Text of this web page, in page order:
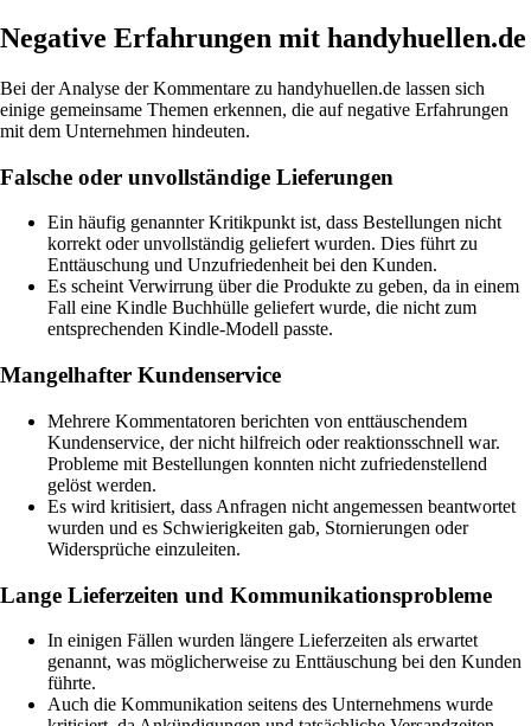
Negative Erfahrungen mit handyhuellen.de
Bei der Analyse der Kommentare zu handyhuellen.de lassen sich
einige gemeinsame Themen erkennen, die auf negative Erfahrungen
mit dem Unternehmen hindeuten.
Falsche oder unvollständige Lieferungen
Ein häufig genannter Kritikpunkt ist, dass Bestellungen nicht
korrekt oder unvollständig geliefert wurden. Dies führt zu
Enttäuschung und Unzufriedenheit bei den Kunden.
Es scheint Verwirrung über die Produkte zu geben, da in einem
Fall eine Kindle Buchhülle geliefert wurde, die nicht zum
entsprechenden Kindle-Modell passte.
Mangelhafter Kundenservice
Mehrere Kommentatoren berichten von enttäuschendem
Kundenservice, der nicht hilfreich oder reaktionsschnell war.
Probleme mit Bestellungen konnten nicht zufriedenstellend
gelöst werden.
Es wird kritisiert, dass Anfragen nicht angemessen beantwortet
wurden und es Schwierigkeiten gab, Stornierungen oder
Widersprüche einzuleiten.
Lange Lieferzeiten und Kommunikationsprobleme
In einigen Fällen wurden längere Lieferzeiten als erwartet
genannt, was möglicherweise zu Enttäuschung bei den Kunden
führte.
Auch die Kommunikation seitens des Unternehmens wurde